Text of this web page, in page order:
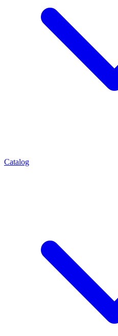
Catalog